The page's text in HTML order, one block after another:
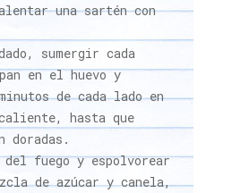
una sartén con
sumergir cada
en el huevo y
de cada lado en
hasta que
doradas.
fuego y espolvorear
de azúcar y canela,